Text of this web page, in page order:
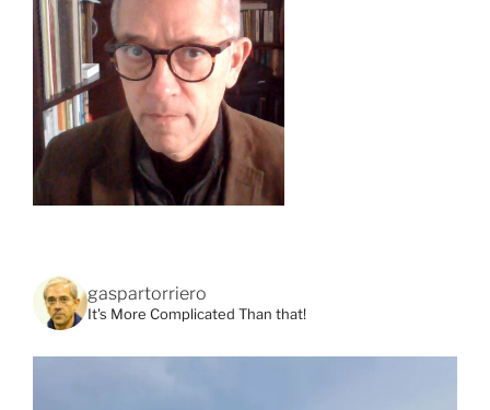
gaspartorriero
It's More Complicated Than that!